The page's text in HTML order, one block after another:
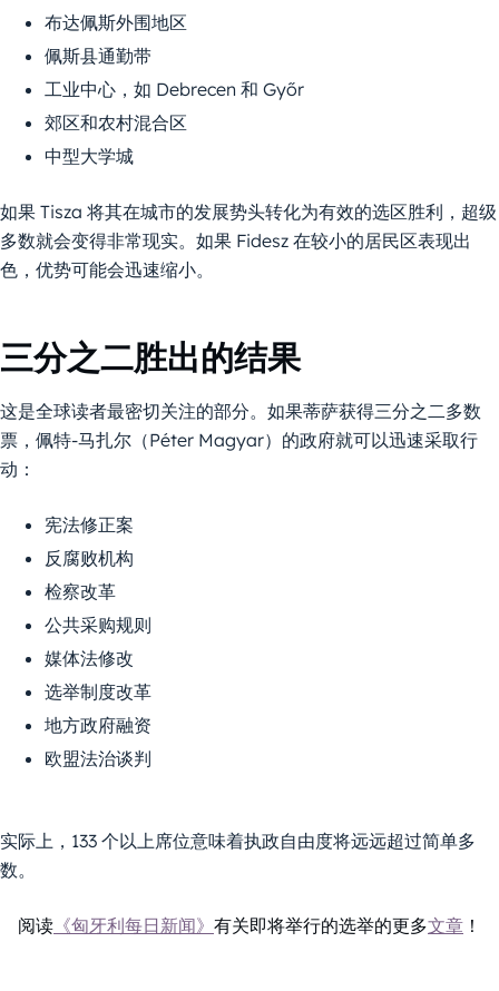
布达佩斯外围地区
佩斯县通勤带
工业中心，如 Debrecen 和 Győr
郊区和农村混合区
中型大学城
如果 Tisza 将其在城市的发展势头转化为有效的选区胜利，超级
多数就会变得非常现实。如果 Fidesz 在较小的居民区表现出
色，优势可能会迅速缩小。
三分之二胜出的结果
这是全球读者最密切关注的部分。如果蒂萨获得三分之二多数
票，佩特-马扎尔（Péter Magyar）的政府就可以迅速采取行
动：
宪法修正案
反腐败机构
检察改革
公共采购规则
媒体法修改
选举制度改革
地方政府融资
欧盟法治谈判
实际上，133 个以上席位意味着执政自由度将远远超过简单多
数。
阅读 《匈牙利每日新闻》 有关即将举行的选举的更多文章 ！